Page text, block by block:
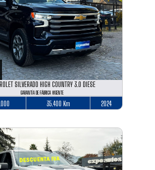
SILVERADO HIGH COUNTRY 3.0 DIESE
GARANTÍA DE FÁBRICA VIGENTE
35.400 Km 2024